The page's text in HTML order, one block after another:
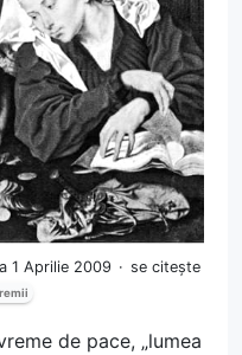
1 Aprilie 2009
se citește
de pace, „lumea